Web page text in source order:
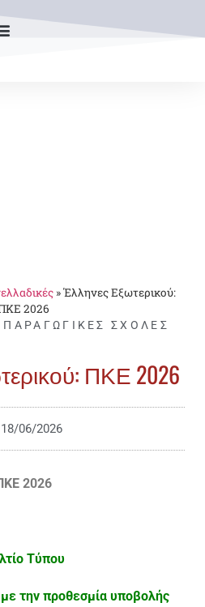
»Έλληνες Εξωτερικού:
2026
ΠΑΡΑΓΩΓΙΚΈΣ ΣΧΟΛΈΣ
ΠΚΕ 2026
18/06/2026
2026
Τύπου
την προθεσμία υποβολής